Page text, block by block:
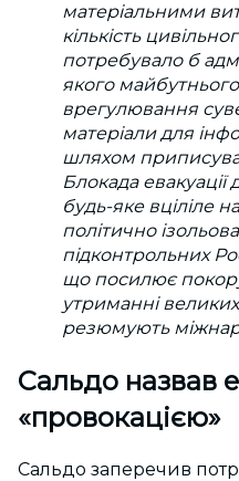
матеріальними
кількість
потребувало б
якого
врегулювання
матеріали для
шляхом
Блокада
будь-яке вціліле
політично
підконтрольних
що посилює
утриманні
резюмують
Сальдо назвав
«провокацією»
Сальдо заперечив